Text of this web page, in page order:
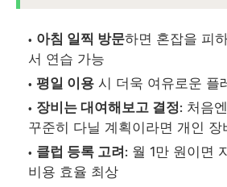
아침 일찍 방문하면 혼잡을 피
서 연습 가능
평일 이용 시 더욱 여유로운 플
장비는 대여해보고 결정: 처음
꾸준히 다닐 계획이라면 개인 장
클럽 등록 고려: 월 1만 원이면
비용 효율 최상